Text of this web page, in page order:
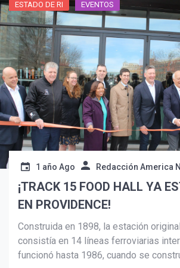
Suscribír
ESTADO DE RI EVENTOS
1 año Ago Redacción America
¡TRACK 15 FOOD HALL YA
EN PROVIDENCE!
Construida en 1898, la estación
consistía en 14 líneas ferroviarias
funcionó hasta 1986, cuando se